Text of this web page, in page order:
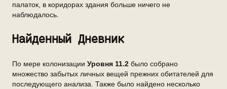
палаток, в коридорах здания больше ничего не
наблюдалось.
Найденный Дневник
По мере колонизации Уровня 11.2 было собрано
множество забытых личных вещей прежних обитателей для
последующего анализа. Также было найдено несколько